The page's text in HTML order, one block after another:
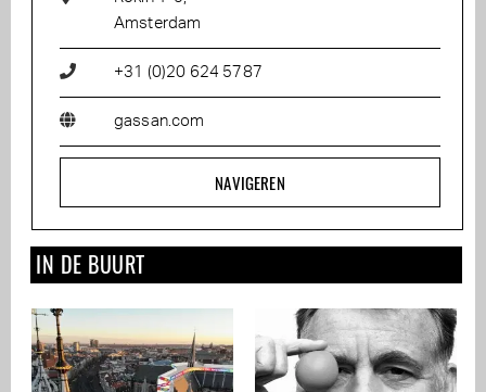
Amsterdam
+31 (0)20 624 5787
gassan.com
NAVIGEREN
IN DE BUURT